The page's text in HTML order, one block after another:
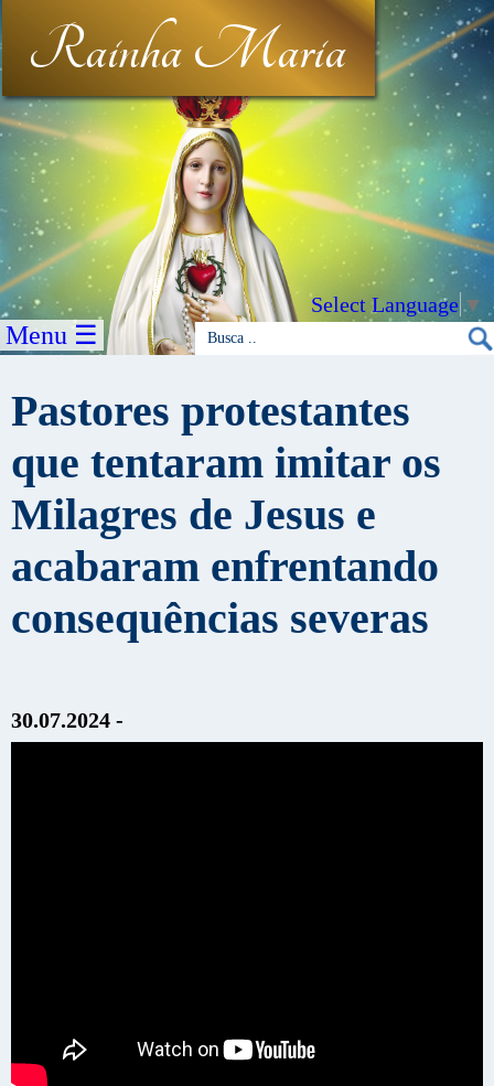
Rainha Maria
Select Language ▼
Menu ☰
Pastores protestantes
que tentaram imitar os
Milagres de Jesus e
acabaram enfrentando
consequências severas
30.07.2024 -